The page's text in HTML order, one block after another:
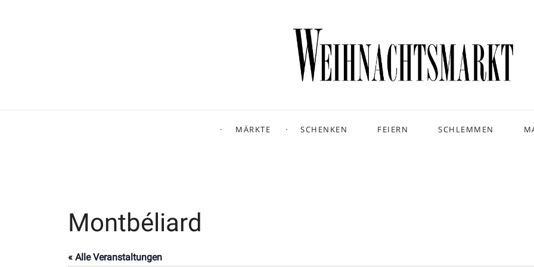
MÄRKTE SCHENKEN FEIERN SCHLEMMEN
Montbéliard
« Alle Veranstaltungen